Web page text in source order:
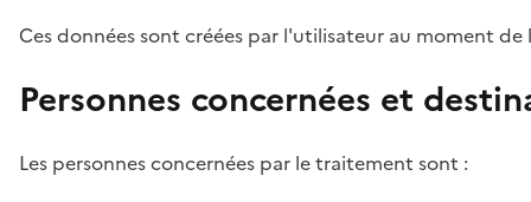
Ces données sont créées par l'utilisateur au moment
Personnes concernées et
Les personnes concernées par le traitement sont :